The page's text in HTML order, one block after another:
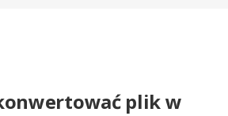
plik w